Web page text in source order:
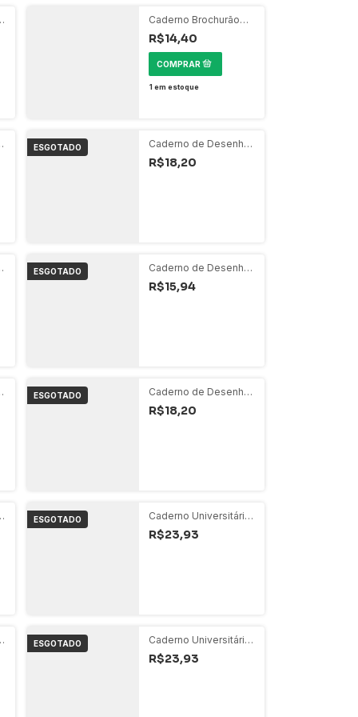
Caderno Brochurão
80 Folhas - Fast Race
Carros Sport
R$14,40
1 em estoque
ESGOTADO
Caderno de Desenho
- On Fleek Girl Power
R$18,20
ESGOTADO
Caderno de Desenho
- Fast Race Original
R$15,94
ESGOTADO
Caderno de Desenho
- Conto de Fadas
Verde Agua
R$18,20
ESGOTADO
Caderno Universitário
80 Folhas Espiral -
Stone Azul
R$23,93
ESGOTADO
Caderno Universitário
80 Folhas Espiral -
Fast Race Original
R$23,93